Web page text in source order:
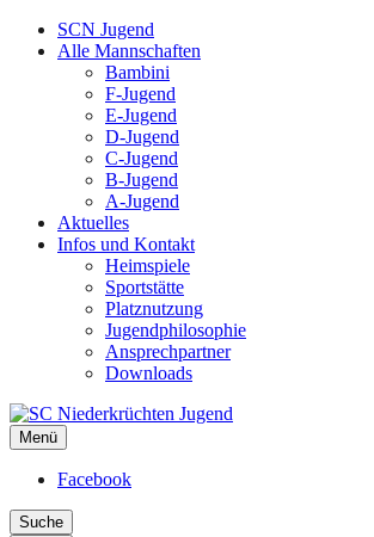
SCN Jugend
Alle Mannschaften
Bambini
F-Jugend
E-Jugend
D-Jugend
C-Jugend
B-Jugend
A-Jugend
Aktuelles
Infos und Kontakt
Heimspiele
Sportstätte
Platznutzung
Jugendphilosophie
Ansprechpartner
Downloads
SC Niederkrüchten Jugend
Menü
Facebook
Suche